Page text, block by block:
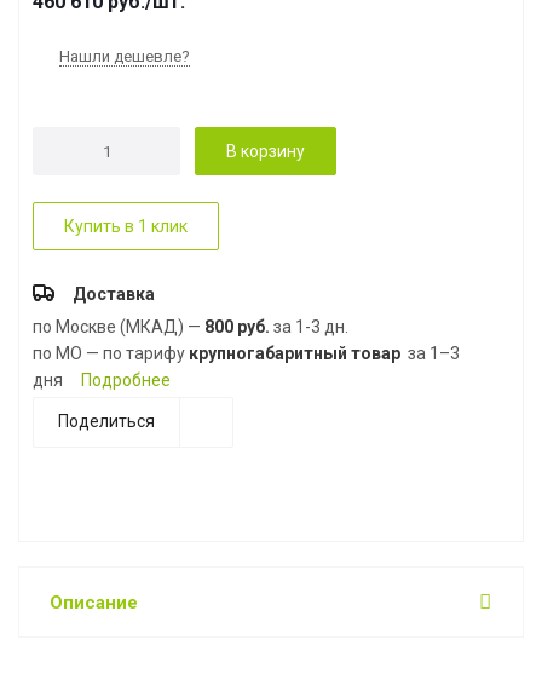
Нашли дешевле?
В корзину
Купить в 1 клик
Доставка
по Москве (МКАД) — 800 руб. за 1-3 дн.
по МО — по тарифу крупногабаритный товар за 1–3
дня
Подробнее
Поделиться
Описание